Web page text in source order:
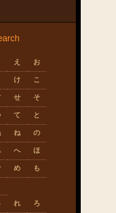
え お
け こ
せ そ
て と
ね の
へ ほ
め も
れ ろ